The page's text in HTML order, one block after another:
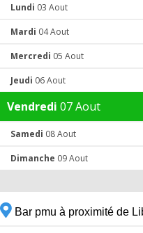
Lundi 03 Aout
Mardi 04 Aout
Mercredi 05 Aout
Jeudi 06 Aout
Vendredi 07 Aout
Samedi 08 Aout
Dimanche 09 Aout
Bar pmu à proximité de